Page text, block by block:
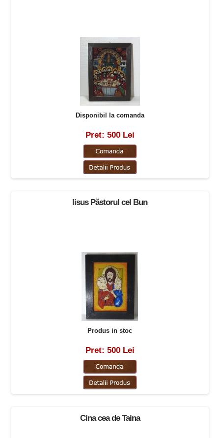
Disponibil la comanda
Pret: 500 Lei
Iisus Păstorul cel Bun
Produs in stoc
Pret: 500 Lei
Cina cea de Taina